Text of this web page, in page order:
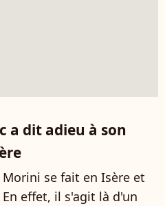
a dit adieu à son
se fait en Isère et
effet, il s'agit là d'un